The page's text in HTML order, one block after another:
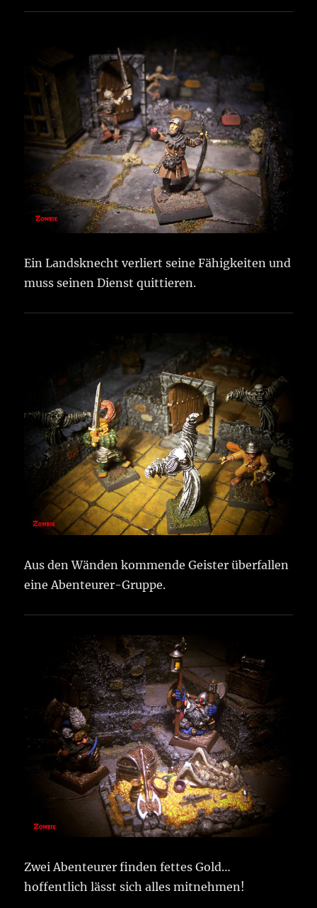
Ein Landsknecht verliert seine Fähigkeiten und
muss seinen Dienst quittieren.
Aus den Wänden kommende Geister überfallen
eine Abenteurer-Gruppe.
Zwei Abenteurer finden fettes Gold…
hoffentlich lässt sich alles mitnehmen!